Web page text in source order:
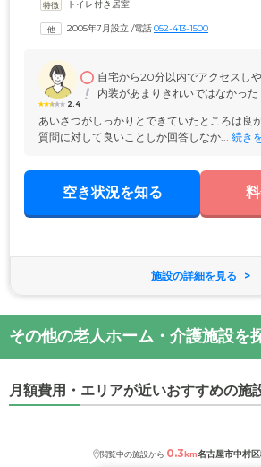
浴、排せつの介助といった日常生活のサポート
や健康管理のほか、緊急時も迅速に対応いたし
トイレ付き居室
2005年7月設立 /電話052-413-1500
2.4
自宅から20分以内でアクセスし
内装があまりきれいではなかった
あいさつがしっかりとできていたところは良
質問に対して良いことしか回答しなか... 続き
空き状況を知る
施設の詳細を見る
その他の老人ホーム・介護施設を
月額費用・エリアが近いおすすめの施
閲覧中の施設から 0.3km名古屋市中村